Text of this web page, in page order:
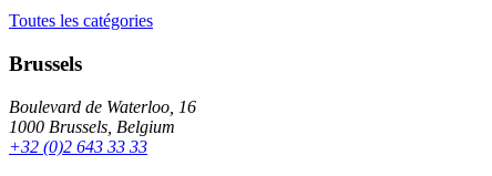
Toutes les catégories
Brussels
Boulevard de Waterloo, 16
1000 Brussels, Belgium
+32 (0)2 643 33 33